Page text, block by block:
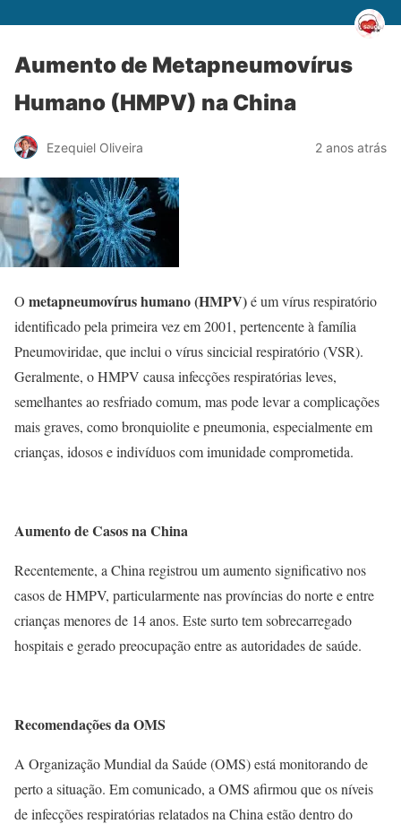
Aumento de Metapneumovírus
Humano (HMPV) na China
Ezequiel Oliveira 2 anos atrás
O metapneumovírus humano (HMPV)é um vírus respiratório
identificado pela primeira vez em 2001, pertencente à família
Pneumoviridae, que inclui o vírus sincicial respiratório (VSR).
Geralmente, o HMPV causa infecções respiratórias leves,
semelhantes ao resfriado comum, mas pode levar a complicações
mais graves, como bronquiolite e pneumonia, especialmente em
crianças, idosos e indivíduos com imunidade comprometida.
Aumento de Casos na China
Recentemente, a China registrou um aumento significativo nos
casos de HMPV, particularmente nas províncias do norte e entre
crianças menores de 14 anos. Este surto tem sobrecarregado
hospitais e gerado preocupação entre as autoridades de saúde.
Recomendações da OMS
A Organização Mundial da Saúde (OMS) está monitorando de
perto a situação. Em comunicado, a OMS afirmou que os níveis
de infecções respiratórias relatados na China estão dentro do